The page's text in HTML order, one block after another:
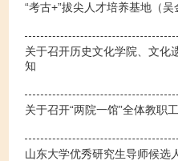
“考古+”拔尖人才培养基地（
关于召开历史文化学院、文化
知
关于召开“两院一馆”全体教职
山东大学优秀研究生导师候